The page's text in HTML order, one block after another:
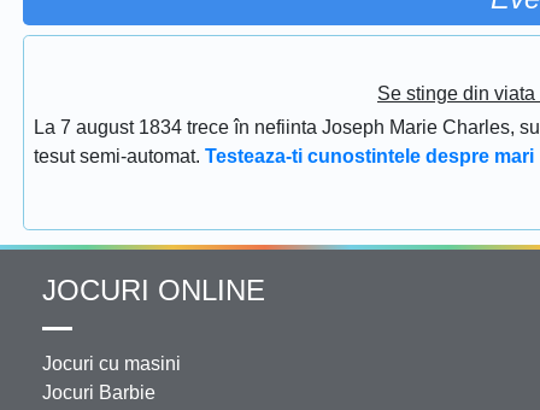
Se stinge din
La 7 august 1834 trece în nefiinta Joseph Marie Charles,
tesut semi-automat. Testeaza-ti cunostintele despre
JOCURI ONLINE
Jocuri cu masini
Jocuri Barbie